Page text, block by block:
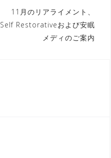
11月のリアライメント、
Self Restorativeおよび安眠
メディのご案内